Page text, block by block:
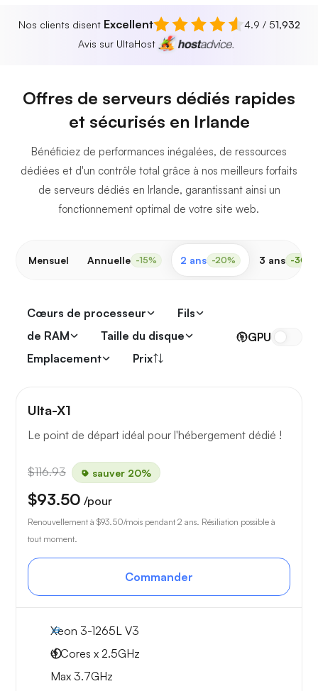
Nos clients disent Excellent 4.9 / 51,932
Avis sur UltaHost
Offres de serveurs dédiés rapides
et sécurisés en Irlande
Bénéficiez de performances inégalées, de ressources
dédiées et d'un contrôle total grâce à nos meilleurs forfaits
de serveurs dédiés en Irlande, garantissant ainsi un
fonctionnement optimal de votre site web.
Mensuel Annuelle -15% 2 ans -20% 3 ans -30%
Cœurs de processeur
Fils
de RAM
Taille du disque
Emplacement
Prix
GPU
Ulta-X1
Le point de départ idéal pour l'hébergement dédié !
$116.93 sauver 20%
$93.50 /pour
Renouvellement à $93.50/mois pendant 2 ans. Résiliation possible à
tout moment.
Commander
Xeon 3-1265L V3
4 Cores x 2.5GHz
Max 3.7GHz